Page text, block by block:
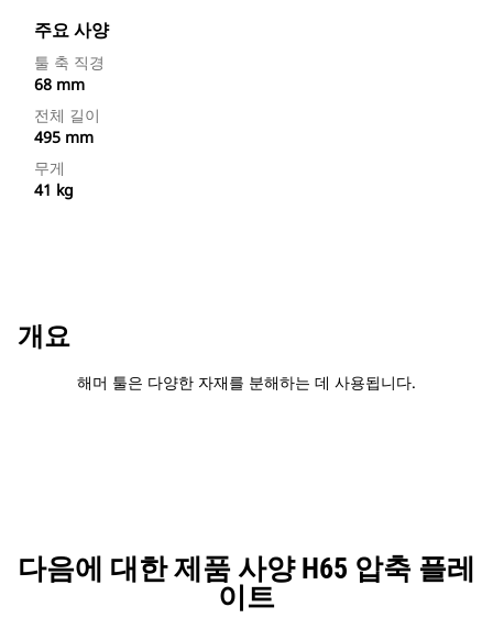
주요 사양
툴 축 직경
68 mm
전체 길이
495 mm
무게
41 kg
개요
해머 툴은 다양한 자재를 분해하는 데 사용됩니다.
다음에 대한 제품 사양 H65 압축 플레
이트